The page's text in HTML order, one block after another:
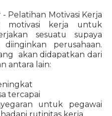
Pelatihan Motivasi Kerja
motivasi kerja untuk
sesuatu supaya
perusahaan.
akan didapatkan dari
antara lain:
tercapai
untuk pegawai